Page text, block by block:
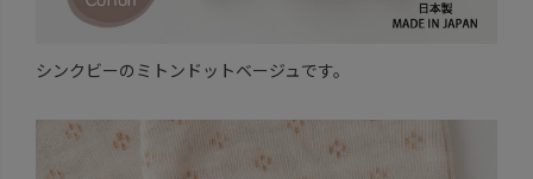
シンクビーのミトンドットベージュです。